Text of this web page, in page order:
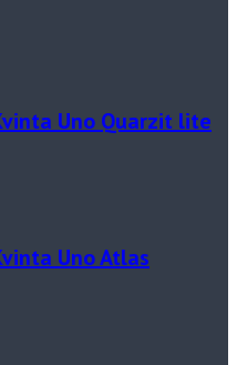
Uno Quarzit lite
Uno Atlas